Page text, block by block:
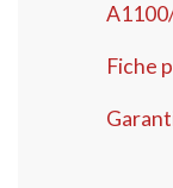
Fiche